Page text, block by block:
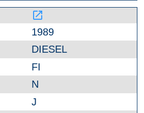
launch
1989
DIESEL
FI
N
J